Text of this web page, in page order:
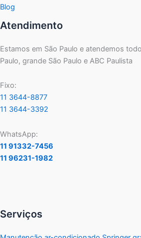
Blog
Atendimento
Estamos em São Paulo e atendemos
Paulo, grande São Paulo e ABC Paulista
Fixo:
11 3644-8877
11 3644-3392
WhatsApp:
11 91332-7456
11 96231-1982
Serviços